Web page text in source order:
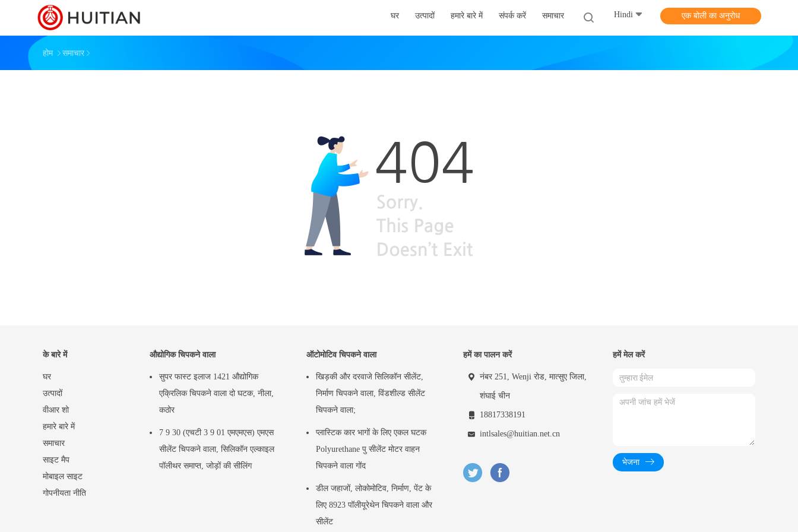
घर उत्पादों हमारे बारे में संपर्क करें समाचार Hindi एक बोली का अनुरोध
होम समाचार
के बारे में
घर
उत्पादों
वीआर शो
हमारे बारे में
समाचार
साइट मैप
मोबाइल साइट
गोपनीयता नीति
औद्योगिक चिपकने वाला
सुपर फास्ट इलाज 1421 औद्योगिक
एक्रिलिक चिपकने वाला दो घटक, नीला,
कठोर
7 9 30 (एचटी 3 9 01 एमएमएस) एमएस
सीलेंट चिपकने वाला, सिलिकॉन एल्काइल
पॉलीथर समाप्त, जोड़ों की सीलिंग
ऑटोमोटिव चिपकने वाला
खिड़की और दरवाजे सिलिकॉन सीलेंट,
निर्माण चिपकने वाला, विंडशील्ड सीलेंट
चिपकने वाला;
प्लास्टिक कार भागों के लिए एकल घटक
Polyurethane पु सीलेंट मोटर वाहन
चिपकने वाला गोंद
डील जहाजों, लोकोमोटिव, निर्माण, पेंट के
लिए 8923 पॉलीयूरेथेन चिपकने वाला और
सीलेंट
हमें का पालन करें
नंबर 251, Wenji रोड, मात्सुए जिला,
शंघाई चीन
18817338191
intlsales@huitian.net.cn
हमें मेल करें
भेजना